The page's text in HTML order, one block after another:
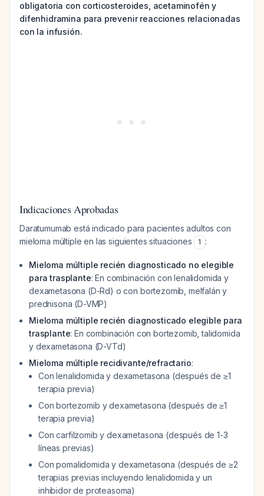
obligatoria con corticosteroides, acetaminofén y
difenhidramina para prevenir reacciones relacionadas
con la infusión.
Indicaciones Aprobadas
Daratumumab está indicado para pacientes adultos con
mieloma múltiple en las siguientes situaciones
1 :
Mieloma múltiple recién diagnosticado no elegible
para trasplante: En combinación con lenalidomida y
dexametasona (D-Rd) o con bortezomib, melfalán y
prednisona (D-VMP)
Mieloma múltiple recién diagnosticado elegible para
trasplante: En combinación con bortezomib, talidomida
y dexametasona (D-VTd)
Mieloma múltiple recidivante/refractario:
Con lenalidomida y dexametasona (después de ≥1
terapia previa)
Con bortezomib y dexametasona (después de ≥1
terapia previa)
Con carfilzomib y dexametasona (después de 1-3
líneas previas)
Con pomalidomida y dexametasona (después de ≥2
terapias previas incluyendo lenalidomida y un
inhibidor de proteasoma)